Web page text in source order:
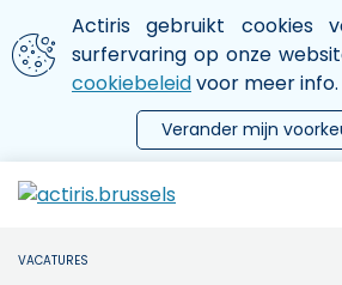
Aller au contenu principal
We gebruiken cookies
Actiris gebruikt cookies
surfervaring op onze
cookiebeleidvoor meer info.
Verander mijn
le menu
VACATURES